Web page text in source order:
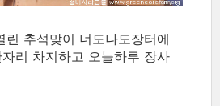
린 추석맞이 너도나도장터에
리 차지하고 오늘하루 장사